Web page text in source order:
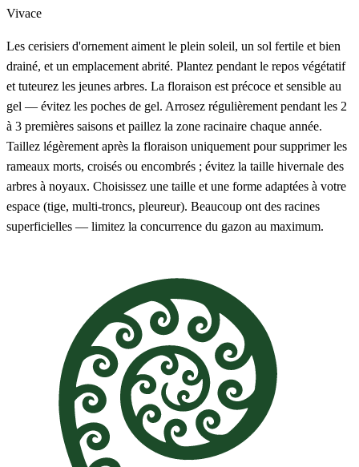
Vivace
Les cerisiers d'ornement aiment le plein soleil, un sol fertile et bien
drainé, et un emplacement abrité. Plantez pendant le repos végétatif
et tuteurez les jeunes arbres. La floraison est précoce et sensible au
gel — évitez les poches de gel. Arrosez régulièrement pendant les 2
à 3 premières saisons et paillez la zone racinaire chaque année.
Taillez légèrement après la floraison uniquement pour supprimer les
rameaux morts, croisés ou encombrés ; évitez la taille hivernale des
arbres à noyaux. Choisissez une taille et une forme adaptées à votre
espace (tige, multi-troncs, pleureur). Beaucoup ont des racines
superficielles — limitez la concurrence du gazon au maximum.